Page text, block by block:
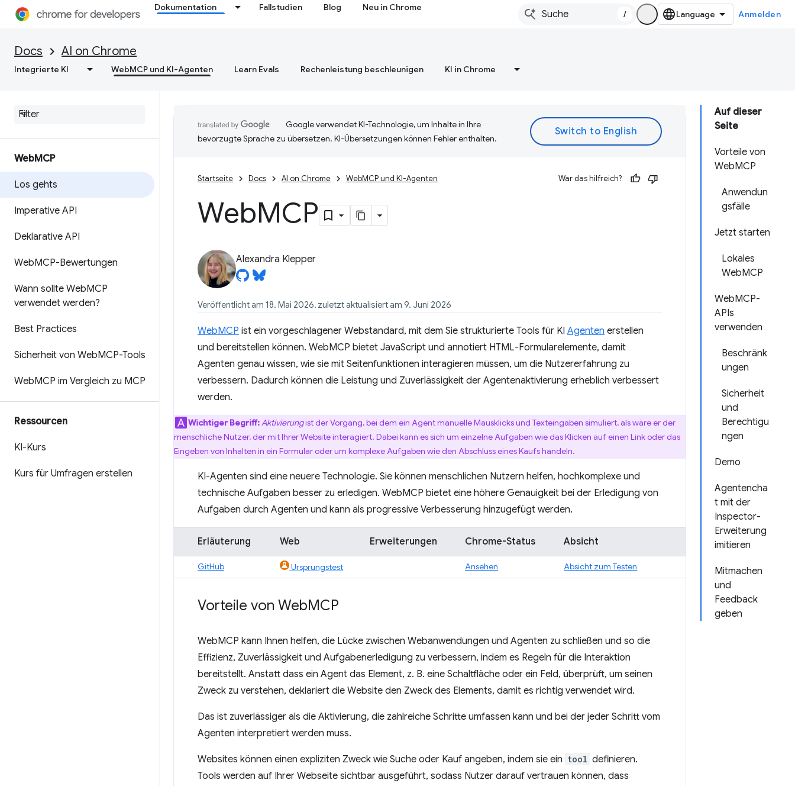
Dokumentation Fallstudien Blog Neu in Chrome
/ Anmelden
Docs AI on Chrome
Integrierte KI WebMCP und KI-Agenten Learn Evals Rechenleistung beschleunigen KI in Chrome
WebMCP
Los gehts
Imperative API
Deklarative API
WebMCP-Bewertungen
Wann sollte WebMCP
verwendet werden?
Best Practices
Sicherheit von WebMCP-Tools
WebMCP im Vergleich zu MCP
Ressourcen
KI-Kurs
Kurs für Umfragen erstellen
Auf dieser
Seite
Vorteile von
WebMCP
Anwendun
gsfälle
Jetzt starten
Lokales
WebMCP
WebMCP-
APIs
verwenden
Beschränk
ungen
Sicherheit
und
Berechtigu
ngen
Demo
Agentencha
t mit der
Inspector-
Erweiterung
imitieren
Mitmachen
und
Feedback
geben
Google verwendet KI-Technologie, um Inhalte in Ihre
bevorzugte Sprache zu übersetzen. KI-Übersetzungen können Fehler enthalten.
Startseite Docs AI on Chrome WebMCP und KI-Agenten War das hilfreich?
WebMCP
Alexandra Klepper
Veröffentlicht am 18. Mai 2026, zuletzt aktualisiert am 9. Juni 2026
WebMCP ist ein vorgeschlagener Webstandard, mit dem Sie strukturierte Tools für KI Agenten erstellen
und bereitstellen können. WebMCP bietet JavaScript und annotiert HTML-Formularelemente, damit
Agenten genau wissen, wie sie mit Seitenfunktionen interagieren müssen, um die Nutzererfahrung zu
verbessern. Dadurch können die Leistung und Zuverlässigkeit der Agentenaktivierung erheblich verbessert
werden.
Wichtiger Begriff:Aktivierungist der Vorgang, bei dem ein Agent manuelle Mausklicks und Texteingaben simuliert, als wäre er der
menschliche Nutzer, der mit Ihrer Website interagiert. Dabei kann es sich um einzelne Aufgaben wie das Klicken auf einen Link oder das
Eingeben von Inhalten in ein Formular oder um komplexe Aufgaben wie den Abschluss eines Kaufs handeln.
KI-Agenten sind eine neuere Technologie. Sie können menschlichen Nutzern helfen, hochkomplexe und
technische Aufgaben besser zu erledigen. WebMCP bietet eine höhere Genauigkeit bei der Erledigung von
Aufgaben durch Agenten und kann als progressive Verbesserung hinzugefügt werden.
Erläuterung Web Erweiterungen Chrome-Status Absicht
GitHub Ursprungstest Ansehen Absicht zum Testen
Vorteile von WebMCP
WebMCP kann Ihnen helfen, die Lücke zwischen Webanwendungen und Agenten zu schließen und so die
Effizienz, Zuverlässigkeit und Aufgabenerledigung zu verbessern, indem es Regeln für die Interaktion
bereitstellt. Anstatt dass ein Agent das Element, z. B. eine Schaltfläche oder ein Feld, überprüft, um seinen
Zweck zu verstehen, deklariert die Website den Zweck des Elements, damit es richtig verwendet wird.
Das ist zuverlässiger als die Aktivierung, die zahlreiche Schritte umfassen kann und bei der jeder Schritt vom
Agenten interpretiert werden muss.
Websites können einen expliziten Zweck wie Suche oder Kauf angeben, indem sie ein tool definieren.
Tools werden auf Ihrer Webseite sichtbar ausgeführt, sodass Nutzer darauf vertrauen können, dass